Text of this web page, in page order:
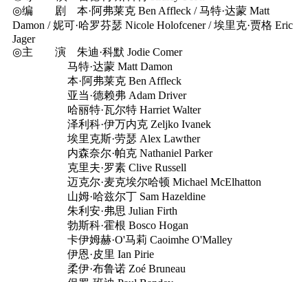
◎编 剧 本·阿弗莱克 Ben Affleck / 马特·达蒙 Matt
Damon / 妮可·哈罗芬瑟 Nicole Holofcener / 埃里克·贾格 Eric
Jager
◎主 演 朱迪·科默 Jodie Comer
马特·达蒙 Matt Damon
本·阿弗莱克 Ben Affleck
亚当·德赖弗 Adam Driver
哈丽特·瓦尔特 Harriet Walter
泽利科·伊万内克 Zeljko Ivanek
埃里克斯·劳瑟 Alex Lawther
内森奈尔·帕克 Nathaniel Parker
克里夫·罗素 Clive Russell
迈克尔·麦克埃尔哈顿 Michael McElhatton
山姆·哈兹尔丁 Sam Hazeldine
朱利安·弗思 Julian Firth
勃斯科·霍根 Bosco Hogan
卡伊姆赫·O'马莉 Caoimhe O'Malley
伊恩·皮里 Ian Pirie
柔伊·布鲁诺 Zoé Bruneau